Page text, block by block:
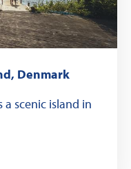
Denmark
scenic island in